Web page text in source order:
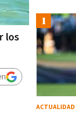
los
ACTUALIDAD